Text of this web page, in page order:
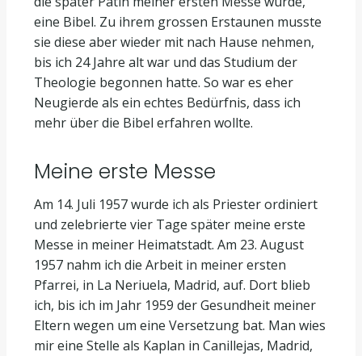
eine Bibel. Zu ihrem grossen Erstaunen musste
sie diese aber wieder mit nach Hause nehmen,
bis ich 24 Jahre alt war und das Studium der
Theologie begonnen hatte. So war es eher
Neugierde als ein echtes Bedürfnis, dass ich
mehr über die Bibel erfahren wollte.
Meine erste Messe
Am 14. Juli 1957 wurde ich als Priester ordiniert
und zelebrierte vier Tage später meine erste
Messe in meiner Heimatstadt. Am 23. August
1957 nahm ich die Arbeit in meiner ersten
Pfarrei, in La Neriuela, Madrid, auf. Dort blieb
ich, bis ich im Jahr 1959 der Gesundheit meiner
Eltern wegen um eine Versetzung bat. Man wies
mir eine Stelle als Kaplan in Canillejas, Madrid,